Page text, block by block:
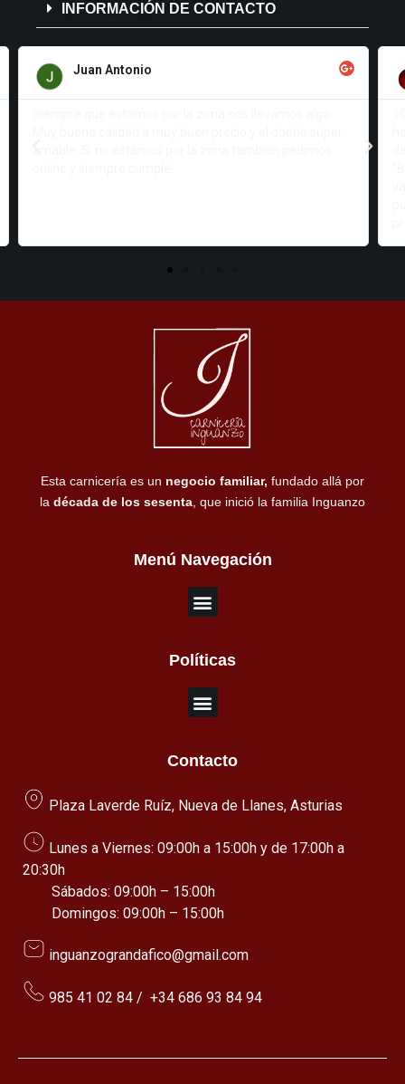
INFORMACIÓN DE CONTACTO
Venganza
Esta carnicería es un negocio familiar, fundado allá por
la década de los sesenta , que inició la familia Inguanzo
Menú Navegación
Políticas
Contacto
Plaza Laverde Ruíz, Nueva de Llanes, Asturias
Lunes a Viernes: 09:00h a 15:00h y de 17:00h a
20:30h
Sábados: 09:00h – 15:00h
Domingos: 09:00h – 15:00h
inguanzograndafico@gmail.com
985 41 02 84 / +34 686 93 84 94